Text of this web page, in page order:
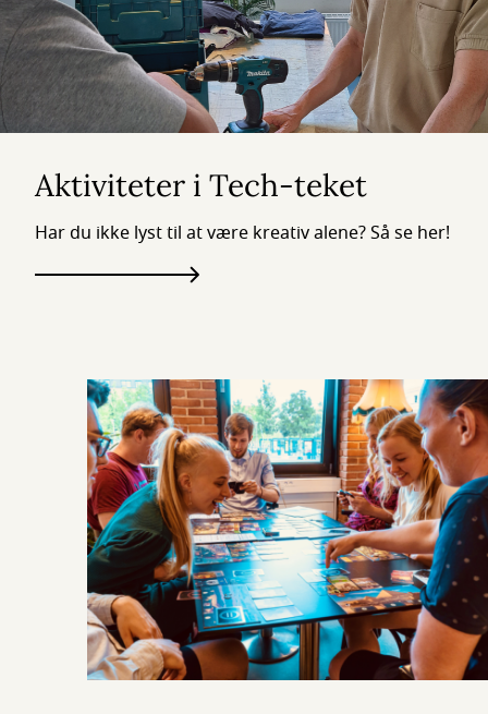
Aktiviteter i Tech-teket
Har du ikke lyst til at være kreativ alene? Så se her!